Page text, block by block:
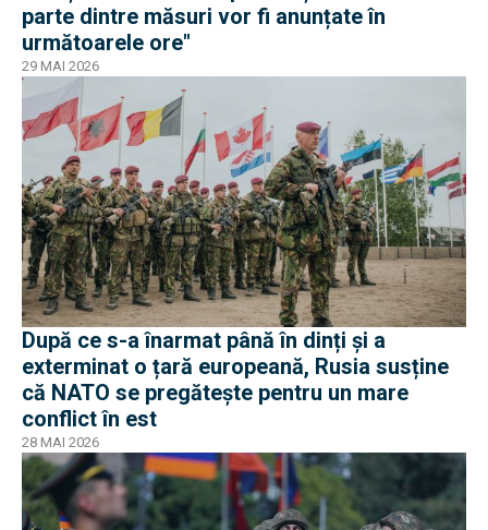
parte dintre măsuri vor fi anunțate în
următoarele ore"
29 MAI 2026
După ce s-a înarmat până în dinți și a
exterminat o țară europeană, Rusia susține
că NATO se pregătește pentru un mare
conflict în est
28 MAI 2026